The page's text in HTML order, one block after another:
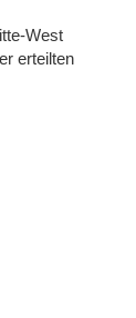
West
erteilten